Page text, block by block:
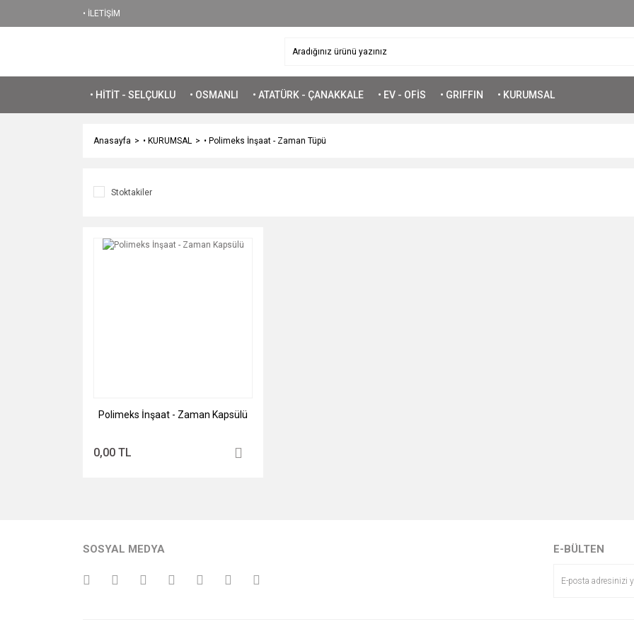
• İLETİŞİM
• HİTİT - SELÇUKLU • OSMANLI • ATATÜRK - ÇANAKKALE • EV - OFİS • GRIFFIN • KURUMSAL
Anasayfa • KURUMSAL • Polimeks İnşaat - Zaman Tüpü
Stoktakiler
Polimeks İnşaat - Zaman Kapsülü
0,00 TL
SOSYAL MEDYA E-BÜLTEN